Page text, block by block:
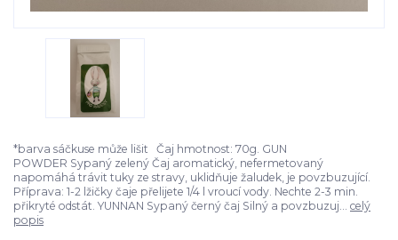
*barva sáčkuse může lišit Čaj hmotnost: 70g. GUN
POWDER Sypaný zelený Čaj aromatický, nefermetovaný
napomáhá trávit tuky ze stravy, uklidňuje žaludek, je povzbuzující.
Příprava: 1-2 lžičky čaje přelijete 1/4 l vroucí vody. Nechte 2-3 min.
přikryté odstát. YUNNAN Sypaný černý čaj Silný a povzbuzuj... celý
popis